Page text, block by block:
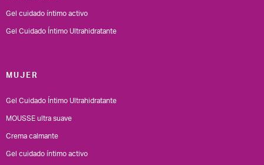
Gel cuidado íntimo activo
Gel Cuidado Íntimo Ultrahidratante
MUJER
Gel Cuidado Íntimo Ultrahidratante
MOUSSE ultra suave
Crema calmante
Gel cuidado íntimo activo